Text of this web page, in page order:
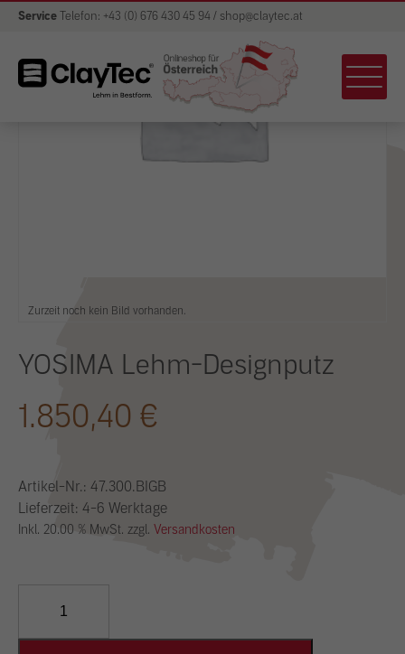
Service Telefon: +43 (0) 676 430 45 94 / shop@claytec.at
Zurzeit noch kein Bild vorhanden.
YOSIMA Lehm-Designputz
1.850,40 €
Artikel-Nr.: 47.300.BIGB
Lieferzeit: 4-6 Werktage
Inkl. 20.00 % MwSt. zzgl. Versandkosten
Designputz